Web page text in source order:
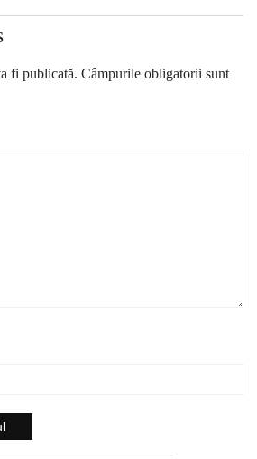
fi publicată. Câmpurile obligatorii sunt